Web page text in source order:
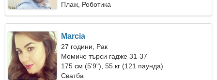
Плаж, Роботика
Marcia
27 години, Рак
Момиче търси гадже 31-37
175 см (5'9"), 55 кг (121 паунда)
Сватба